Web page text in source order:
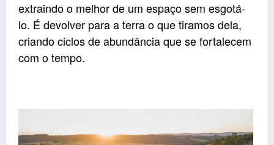
extraindo o melhor de um espaço sem esgotá-
lo. É devolver para a terra o que tiramos dela,
criando ciclos de abundância que se fortalecem
com o tempo.